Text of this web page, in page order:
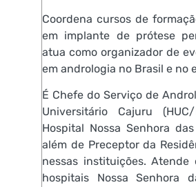
Coordena cursos de
em implante de prótese
atua como organizador de
em andrologia no Brasil e no
É Chefe do Serviço de
Universitário Cajuru
Hospital Nossa Senhora das
além de Preceptor da
nessas instituições. Atende
hospitais Nossa Senhora